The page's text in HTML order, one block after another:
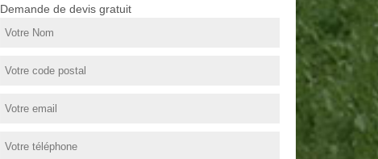
Demande de devis gratuit